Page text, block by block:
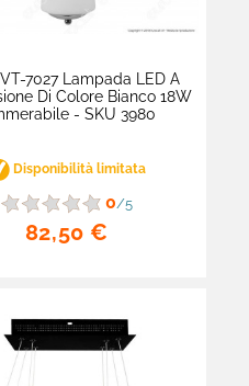
7027 Lampada LED A
Di Colore Bianco 18W
- SKU 3980
Disponibilità limitata
0/5
82,50 €